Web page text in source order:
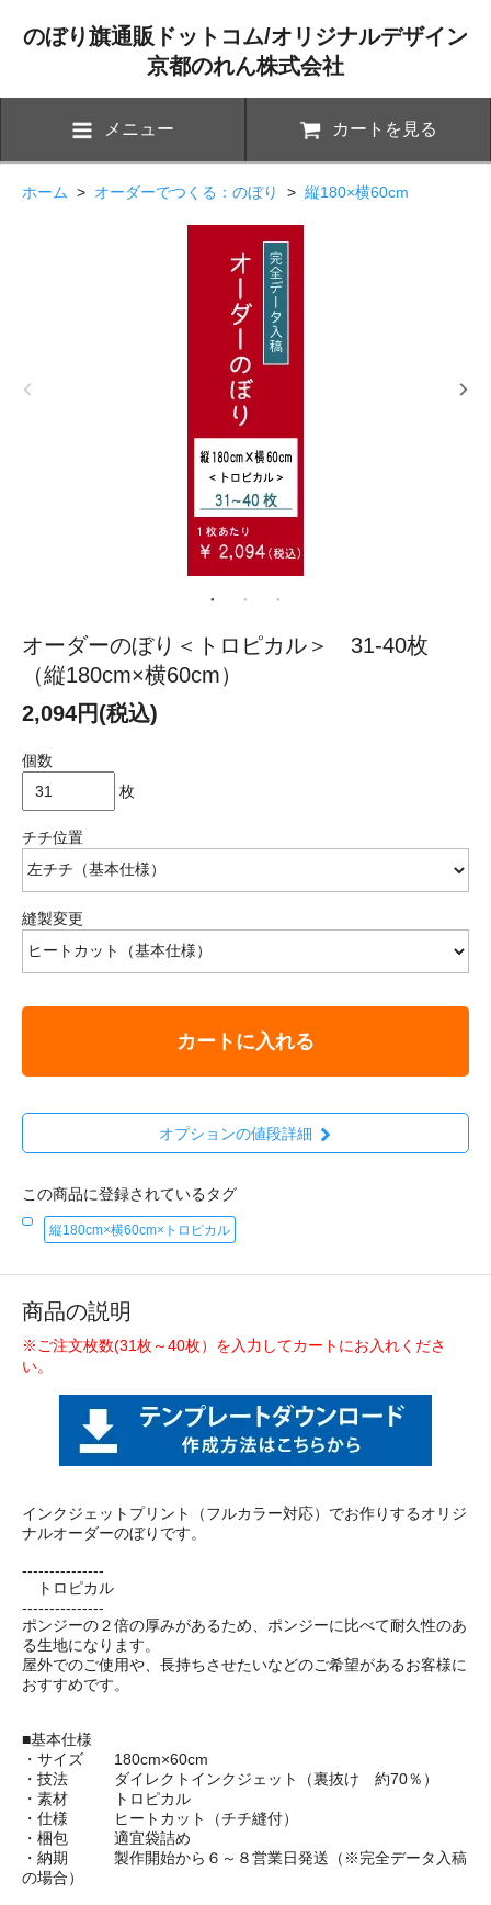
のぼり旗通販ドットコム/オリジナルデザイン
京都のれん株式会社
メニュー カートを見る
ホーム > オーダーでつくる：のぼり > 縦180×横60cm
オーダーのぼり＜トロピカル＞ 31-40枚
（縦180cm×横60cm）
2,094円(税込)
個数
枚
チチ位置
縫製変更
カートに入れる
オプションの値段詳細
この商品に登録されているタグ
縦180cm×横60cm×トロピカル
商品の説明
※ご注文枚数(31枚～40枚）を入力してカートにお入れくださ
い。
インクジェットプリント（フルカラー対応）でお作りするオリジ
ナルオーダーのぼりです。
---------------
トロピカル
---------------
ポンジーの２倍の厚みがあるため、ポンジーに比べて耐久性のあ
る生地になります。
屋外でのご使用や、長持ちさせたいなどのご希望があるお客様に
おすすめです。
■基本仕様
・サイズ 180cm×60cm
・技法 ダイレクトインクジェット（裏抜け 約70％）
・素材 トロピカル
・仕様 ヒートカット（チチ縫付）
・梱包 適宜袋詰め
・納期 製作開始から６～８営業日発送（※完全データ入稿
の場合）